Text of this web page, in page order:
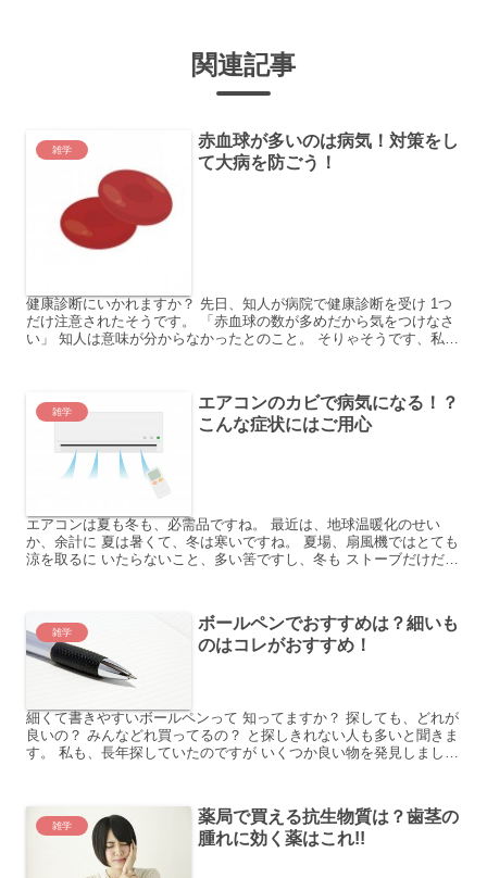
関連記事
雑学
赤血球が多いのは病気！対策をし
て大病を防ごう！
健康診断にいかれますか？ 先日、知人が病院で健康診断を受け 1つ
だけ注意されたそうです。 「赤血球の数が多めだから気をつけなさ
い」 知人は意味が分からなかったとのこと。 そりゃそうです、私も
雑学
エアコンのカビで病気になる！？
こんな症状にはご用心
エアコンは夏も冬も、必需品ですね。 最近は、地球温暖化のせい
か、余計に 夏は暑くて、冬は寒いですね。 夏場、扇風機ではとても
涼を取るに いたらないこと、多い筈ですし、冬も ストーブだけだと
雑学
ボールペンでおすすめは？細いも
のはコレがおすすめ！
細くて書きやすいボールペンって 知ってますか？ 探しても、どれが
良いの？ みんなどれ買ってるの？ と探しきれない人も多いと聞きま
す。 私も、長年探していたのですが いくつか良い物を発見しまし
雑学
薬局で買える抗生物質は？歯茎の
腫れに効く薬はこれ!!